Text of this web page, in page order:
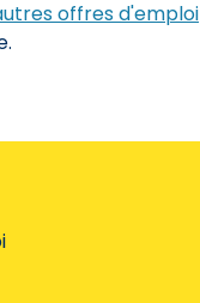
offres d'emploi